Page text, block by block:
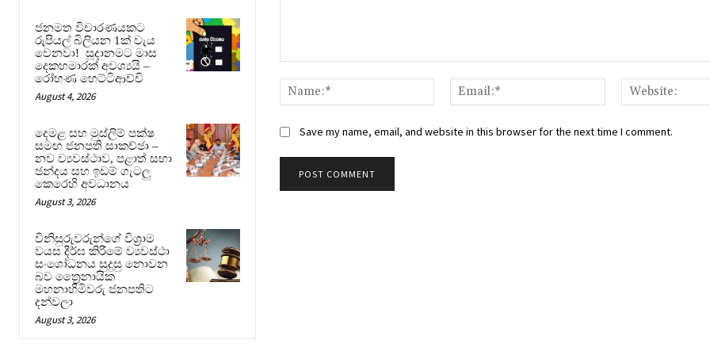
ජනමත විචාරණයකට
රුපියල් බිලියන 1ක් වැය
වෙනවා! සූදානමට මාස
දෙකහමාරක් අවශ්‍යයි –
රෝහණ හෙට්ටිආච්චි
August 4, 2026
දෙමළ සහ මුස්ලිම් පක්ෂ
සමඟ ජනපති සාකච්ඡා –
නව ව්‍යවස්ථාව, පළාත් සභා
ඡන්දය සහ ඉඩම් ගැටලු
කෙරෙහි අවධානය
August 3, 2026
විනිසුරුවරුන්ගේ විශ්‍රාම
වයස දීර්ඝ කිරීමේ ව්‍යවස්ථා
සංශෝධනය සුදුසු නොවන
බව ත්‍රෛනායික
මහනාහිමිවරු ජනපතිට
දන්වලා
August 3, 2026
Name:*
Email:*
Save my name, email, and website in this browser for the next time I comment.